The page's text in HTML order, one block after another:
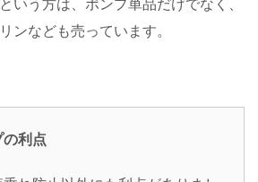
ンなども売っています。
利点